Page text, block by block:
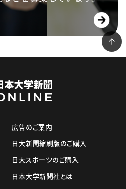
広告のご案内
日大新聞縮刷版のご購入
日大スポーツのご購入
日本大学新聞社とは